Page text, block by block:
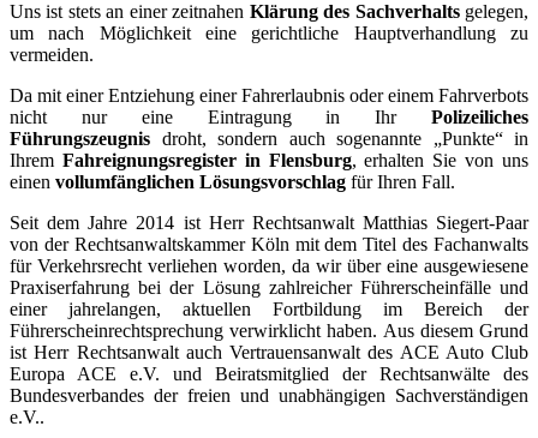
Uns ist stets an einer zeitnahen Klärung des Sachverhaltsgelegen,
um nach Möglichkeit eine gerichtliche Hauptverhandlung zu
vermeiden.
Da mit einer Entziehung einer Fahrerlaubnis oder einem Fahrverbots
nicht nur eine Eintragung in Ihr Polizeiliches
Führungszeugnis droht, sondern auch sogenannte „Punkte“ in
Ihrem Fahreignungsregister in Flensburg, erhalten Sie von uns
einen vollumfänglichen Lösungsvorschlag für Ihren Fall.
Seit dem Jahre 2014 ist Herr Rechtsanwalt Matthias Siegert-Paar
von der Rechtsanwaltskammer Köln mit dem Titel des Fachanwalts
für Verkehrsrecht verliehen worden, da wir über eine ausgewiesene
Praxiserfahrung bei der Lösung zahlreicher Führerscheinfälle und
einer jahrelangen, aktuellen Fortbildung im Bereich der
Führerscheinrechtsprechung verwirklicht haben. Aus diesem Grund
ist Herr Rechtsanwalt auch Vertrauensanwalt des ACE Auto Club
Europa ACE e.V. und Beiratsmitglied der Rechtsanwälte des
Bundesverbandes der freien und unabhängigen Sachverständigen
e.V..